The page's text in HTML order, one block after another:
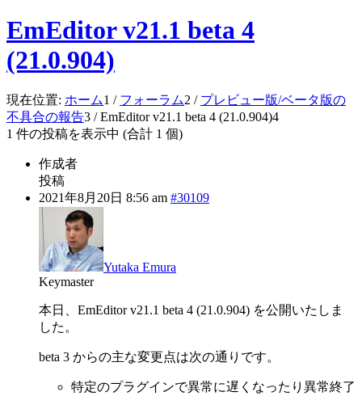
EmEditor v21.1 beta 4
(21.0.904)
現在位置: ホーム1 / フォーラム2 / プレビュー版/ベータ版の
不具合の報告3 / EmEditor v21.1 beta 4 (21.0.904)4
1 件の投稿を表示中 (合計 1 個)
作成者
投稿
2021年8月20日 8:56 am #30109
Yutaka Emura
Keymaster
本日、EmEditor v21.1 beta 4 (21.0.904) を公開いたしま
した。
beta 3 からの主な変更点は次の通りです。
特定のプラグインで異常に遅くなったり異常終了